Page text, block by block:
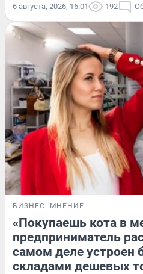
6 августа, 2026, 16:01 192
БИЗНЕС МНЕНИЕ
«Покупаешь кота в
предприниматель
самом деле устроен
складами дешевых